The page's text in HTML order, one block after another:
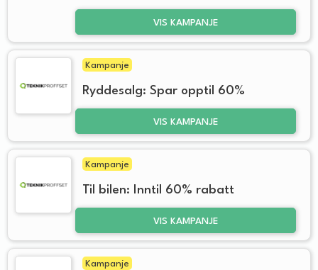
VIS KAMPANJE
Kampanje
Ryddesalg: Spar opptil 60%
VIS KAMPANJE
Kampanje
Til bilen: Inntil 60% rabatt
VIS KAMPANJE
Kampanje